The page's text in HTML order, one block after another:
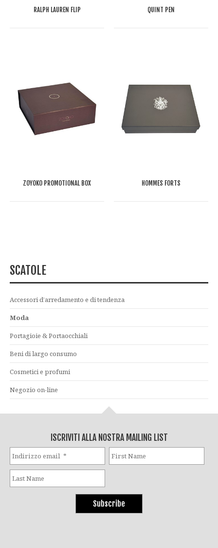
RALPH LAUREN FLIP QUINT PEN
ZOYOKO PROMOTIONAL BOX HOMMES FORTS
SCATOLE
Accessori d’arredamento e di tendenza
Moda
Portagioie & Portaocchiali
Beni di largo consumo
Cosmetici e profumi
Negozio on-line
ISCRIVITI ALLA NOSTRA MAILING LIST